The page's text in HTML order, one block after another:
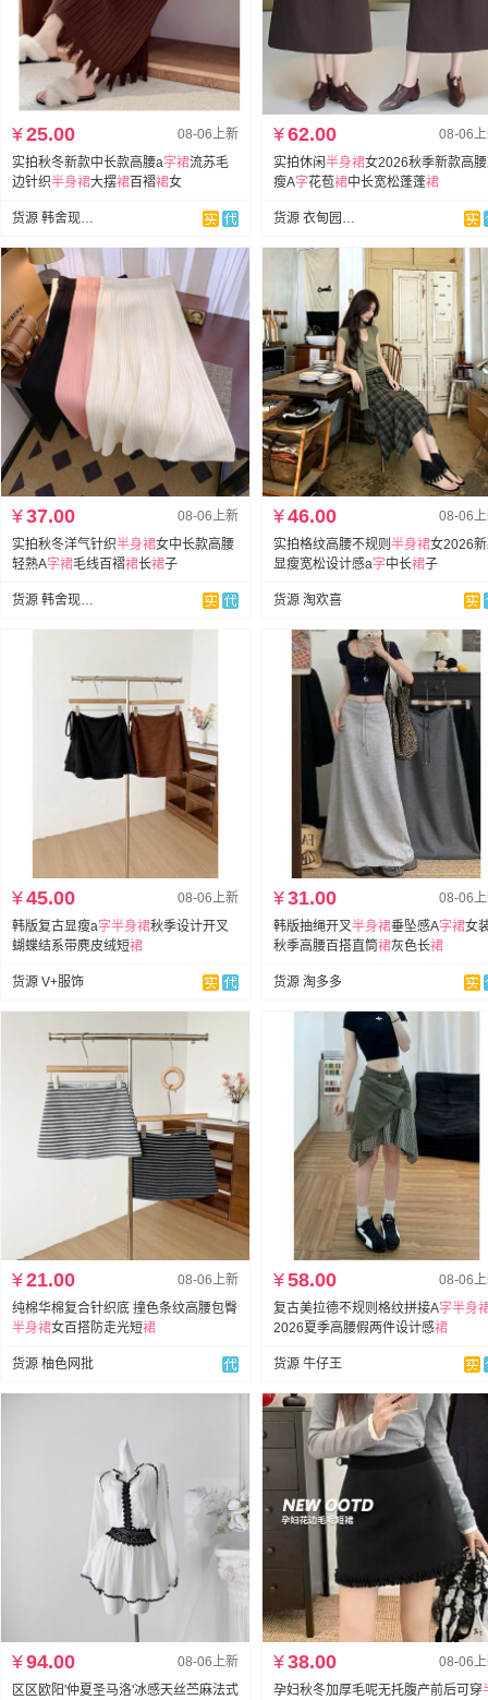
08-06上新
¥25.00
实拍秋冬新款中长款高腰a字裙流苏毛
边针织半身裙大摆裙百褶裙女
货源 韩舍现货店
08-06
¥62.00
实拍休闲半身裙女2026秋季新款高
瘦A字花苞裙中长宽松蓬蓬裙
货源 衣甸园-全店现货
08-06上新
¥37.00
实拍秋冬洋气针织半身裙女中长款高腰
轻熟A字裙毛线百褶裙长裙子
货源 韩舍现货店
08-06
¥46.00
实拍格纹高腰不规则 半身裙女2026
显瘦宽松设计感a字中长裙子
货源 淘欢喜
08-06上新
¥45.00
韩版复古显瘦a字半身裙秋季设计开叉
蝴蝶结系带麂皮绒短裙
货源 V+服饰
08-06
¥31.00
韩版抽绳开叉半身裙垂坠感A字裙女
秋季高腰百搭直筒裙灰色长裙
货源 淘多多
08-06上新
¥21.00
纯棉华棉复合针织底 撞色条纹高腰包臀
半身裙女百搭防走光短裙
货源 柚色网批
08-06
¥58.00
复古美拉德不规则格纹拼接A字半身
2026夏季高腰假两件设计感裙
货源 牛仔王
08-06上新
¥94.00
区区欧阳'仲夏圣马洛'冰感天丝苎麻法式
08-06
¥38.00
孕妇秋冬加厚毛呢无托腹产前后可穿